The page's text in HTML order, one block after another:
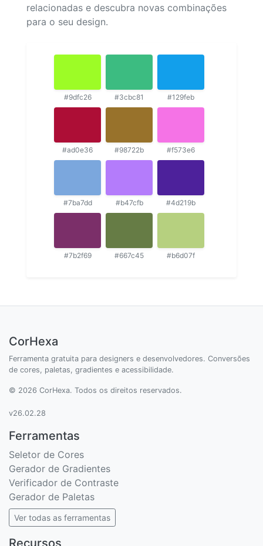
relacionadas e descubra novas combinações
para o seu design.
#9dfc26 #3cbc81 #129feb
#ad0e36 #98722b #f573e6
#7ba7dd #b47cfb #4d219b
#7b2f69 #667c45 #b6d07f
CorHexa
Ferramenta gratuita para designers e desenvolvedores. Conversões
de cores, paletas, gradientes e acessibilidade.
© 2026 CorHexa. Todos os direitos reservados.
v26.02.28
Ferramentas
Seletor de Cores
Gerador de Gradientes
Verificador de Contraste
Gerador de Paletas
Ver todas as ferramentas
Recursos